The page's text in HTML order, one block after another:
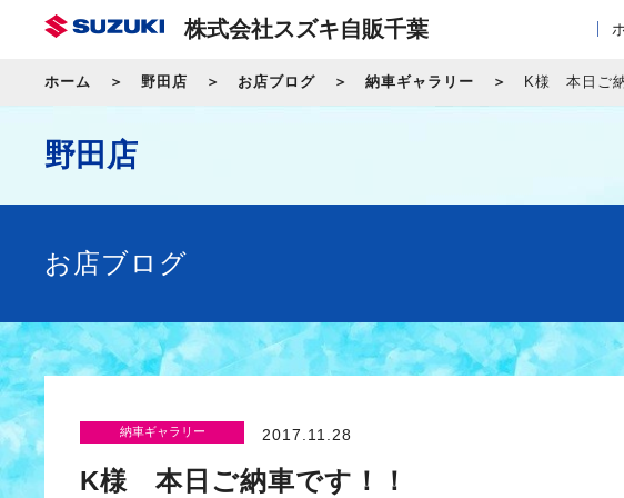
株式会社スズキ自販千葉
ホーム 野田店 お店ブログ 納車ギャラリー K様 本日ご
野田店
お店ブログ
納車ギャラリー 2017.11.28
K様 本日ご納車です！！